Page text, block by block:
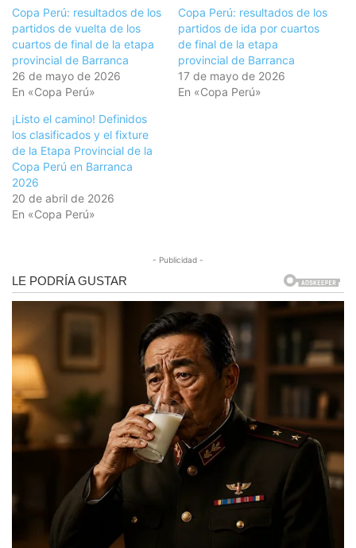
Copa Perú: resultados de los
partidos de vuelta de los
cuartos de final de la etapa
provincial de Barranca
26 de mayo de 2026
En «Copa Perú»
Copa Perú: resultados de los
partidos de ida por cuartos
de final de la etapa
provincial de Barranca
17 de mayo de 2026
En «Copa Perú»
¡Listo el camino! Definidos
los clasificados y el fixture
de la Etapa Provincial de la
Copa Perú en Barranca
2026
20 de abril de 2026
En «Copa Perú»
- Publicidad -